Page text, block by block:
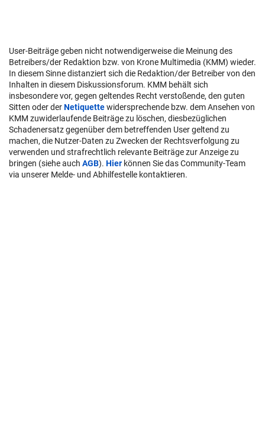
User-Beiträge geben nicht notwendigerweise die Meinung des
Betreibers/der Redaktion bzw. von Krone Multimedia (KMM) wieder.
In diesem Sinne distanziert sich die Redaktion/der Betreiber von den
Inhalten in diesem Diskussionsforum. KMM behält sich
insbesondere vor, gegen geltendes Recht verstoßende, den guten
Sitten oder derNetiquettewidersprechende bzw. dem Ansehen von
KMM zuwiderlaufende Beiträge zu löschen, diesbezüglichen
Schadenersatz gegenüber dem betreffenden User geltend zu
machen, die Nutzer-Daten zu Zwecken der Rechtsverfolgung zu
verwenden und strafrechtlich relevante Beiträge zur Anzeige zu
bringen (siehe auch AGB). Hier können Sie das Community-Team
via unserer Melde- und Abhilfestelle kontaktieren.